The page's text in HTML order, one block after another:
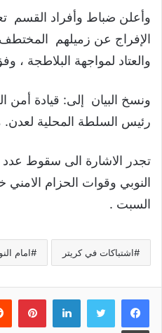
وأعلن ضباط وأفراد القسم
الإفراج عن زميلهم المختطف
والعتاد لمواجهة البلاطجة ،
ونسخ البيان إلى: قيادة أمن
رئيس السلطة المحلية لعدن.
تجدر الاشارة الى سقوط
النوبي وقوات الحزام الامني
السبت .
اشتباكات في كريتر امام
لينكدإن
طباعة